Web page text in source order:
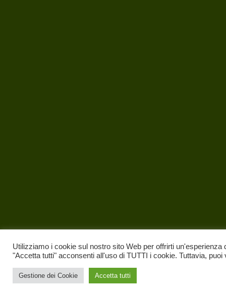
Utilizziamo i cookie sul nostro sito Web per offrirti
"Accetta tutti" acconsenti all'uso di TUTTI i cookie. Tuttavia,
Gestione dei Cookie Accetta tutti